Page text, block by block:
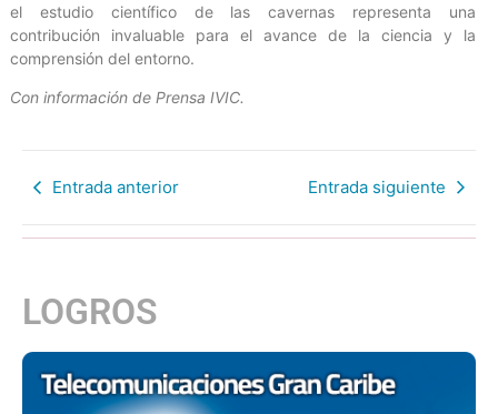
el estudio científico de las cavernas representa una
contribución invaluable para el avance de la ciencia y la
comprensión del entorno.
Con información de Prensa IVIC.
Entrada anterior Entrada siguiente
LOGROS